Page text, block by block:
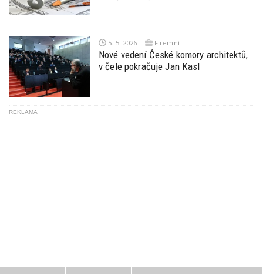
5. 5. 2026 Firemní
Nové vedení České komory architektů,
v čele pokračuje Jan Kasl
REKLAMA